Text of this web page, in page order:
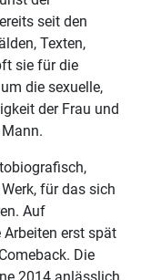
seit den
Texten,
sie für die
die sexuelle,
der Frau und
für das sich
Auf
erst spät
Die